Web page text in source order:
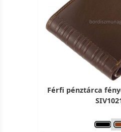
Férfi pénztárca